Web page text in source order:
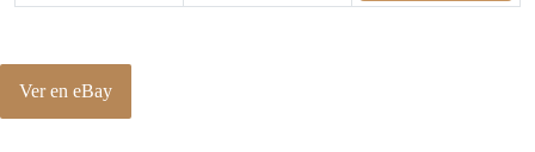
Ver en eBay